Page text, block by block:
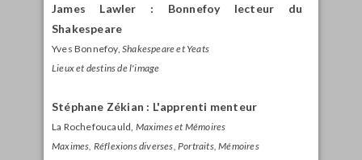
James Lawler : Bonnefoy lecteur du
Shakespeare
Yves Bonnefoy, Shakespeare et Yeats
Lieux et destins de l'image
Stéphane Zékian : L'apprenti menteur
La Rochefoucauld, Maximes et Mémoires
Maximes, Réflexions diverses, Portraits, Mémoires